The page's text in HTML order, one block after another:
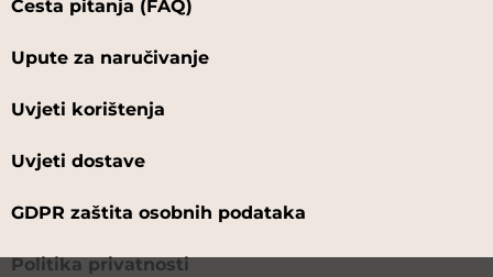
Česta pitanja (FAQ)
Upute za naručivanje
Uvjeti korištenja
Uvjeti dostave
GDPR zaštita osobnih podataka
Politika privatnosti